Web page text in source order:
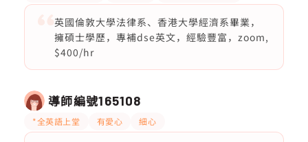
英國倫敦大學法律系、香港大學經濟系畢業，
擁碩士學歷，專補dse英文，經驗豐富，zoom,
$400/hr
導師編號165108
*全英語上堂 有愛心 細心